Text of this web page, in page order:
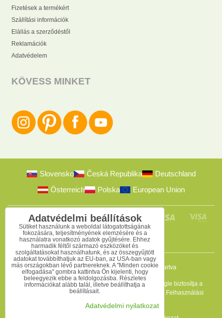
Fizetések a termékért
Szállítási információk
Elállás a szerződéstől
Reklamációk
Adatvédelem
KÖVESS MINKET
Slovensko Česká Republika
Deutschland
Österreich
Polska European Union
2009-2026 © Bomba s.r.o. Minden jog fenntartva
Ez az oldal reCAPTCHA programmal védett, és a Google biztosítja a
védelmet. Érvényesek azAdatvédelmi szabályzat
Felhasználási
feltételek .
Adatvédelmi beállítások
Sütiket használunk a weboldal látogatottságának
fokozására, teljesítményének elemzésére és a
használatra vonatkozó adatok gyűjtésére. Ehhez
harmadik féltől származó eszközöket és
szolgáltatásokat használhatunk, és az összegyűjtött
adatokat továbbíthatjuk az EU-ban, az USA-ban vagy
más országokban lévő partnereknek. A "Minden cookie
elfogadása" gombra kattintva Ön kijelenti, hogy
beleegyezik ebbe a feldolgozásba. Részletes
információkat alább talál, illetve beállíthatja a
beállításait.
Adatvédelmi nyilatkozat